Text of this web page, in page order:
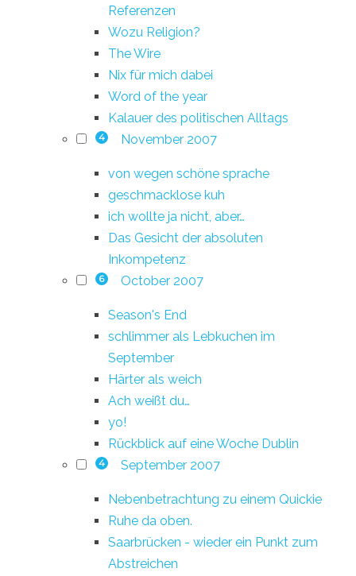
Referenzen
Wozu Religion?
The Wire
Nix für mich dabei
Word of the year
Kalauer des politischen Alltags
4 November 2007
von wegen schöne sprache
geschmacklose kuh
ich wollte ja nicht, aber…
Das Gesicht der absoluten
Inkompetenz
6 October 2007
Season's End
schlimmer als Lebkuchen im
September
Härter als weich
Ach weißt du…
yo!
Rückblick auf eine Woche Dublin
4 September 2007
Nebenbetrachtung zu einem Quickie
Ruhe da oben.
Saarbrücken - wieder ein Punkt zum
Abstreichen